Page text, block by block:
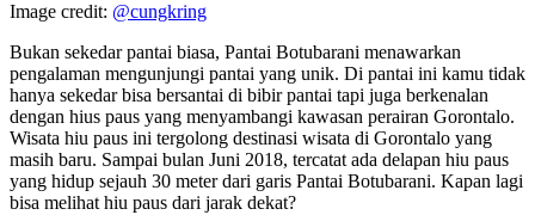
Image credit: @cungkring
Bukan sekedar pantai biasa, Pantai Botubarani menawarkan
pengalaman mengunjungi pantai yang unik. Di pantai ini kamu tidak
hanya sekedar bisa bersantai di bibir pantai tapi juga berkenalan
dengan hius paus yang menyambangi kawasan perairan Gorontalo.
Wisata hiu paus ini tergolong destinasi wisata di Gorontalo yang
masih baru. Sampai bulan Juni 2018, tercatat ada delapan hiu paus
yang hidup sejauh 30 meter dari garis Pantai Botubarani. Kapan lagi
bisa melihat hiu paus dari jarak dekat?